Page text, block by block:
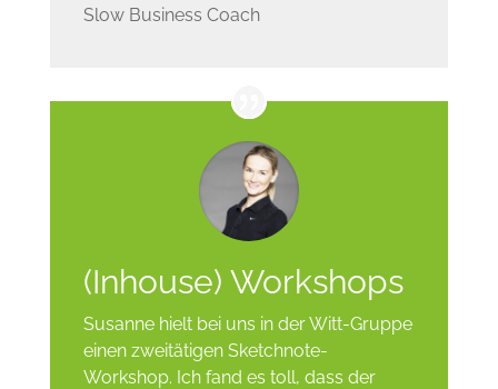
Slow Business Coach
(Inhouse) Workshops
Susanne hielt bei uns in der Witt-Gruppe
einen zweitätigen Sketchnote-
Workshop. Ich fand es toll, dass der